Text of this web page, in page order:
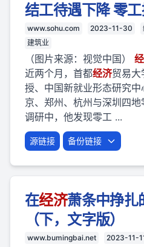
结工待遇下降 零
www.sohu.com 2023-11-30
建筑业
（图片来源：视觉中国）
近两个月，首都经济贸易大
授、中国新就业形态研究
京、郑州、杭州与深圳四地
调研中，他发现零工 ...
源链接 备份链接
在经济萧条中挣扎
（下，文字版）
www.bumingbai.net 2023-11-